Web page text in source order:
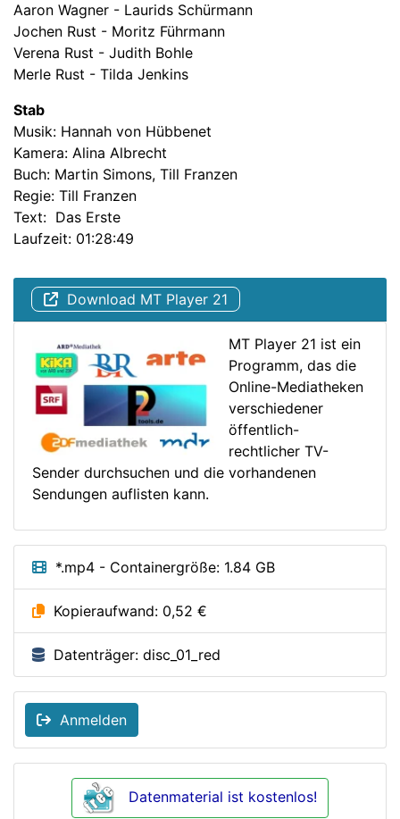
Aaron Wagner - Laurids Schürmann
Jochen Rust - Moritz Führmann
Verena Rust - Judith Bohle
Merle Rust - Tilda Jenkins
Stab
Musik: Hannah von Hübbenet
Kamera: Alina Albrecht
Buch: Martin Simons, Till Franzen
Regie: Till Franzen
Text: Das Erste
Laufzeit: 01:28:49
Download MT Player 21
MT Player 21 ist ein
Programm, das die
Online-Mediatheken
verschiedener
öffentlich-
rechtlicher TV-
Sender durchsuchen und die vorhandenen
Sendungen auflisten kann.
*.mp4 - Containergröße: 1.84 GB
Kopieraufwand: 0,52 €
Datenträger: disc_01_red
Anmelden
Datenmaterial ist kostenlos!